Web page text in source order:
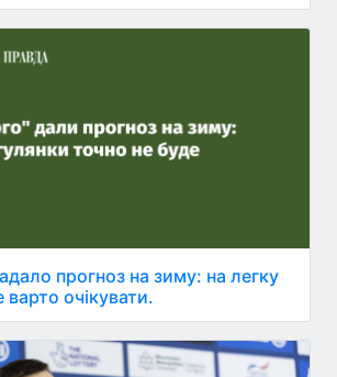
прогноз на зиму: на легку
варто очікувати.